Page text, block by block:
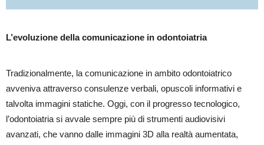
L’evoluzione della comunicazione in odontoiatria
Tradizionalmente, la comunicazione in ambito odontoiatrico
avveniva attraverso consulenze verbali, opuscoli informativi e
talvolta immagini statiche. Oggi, con il progresso tecnologico,
l’odontoiatria si avvale sempre più di strumenti audiovisivi
avanzati, che vanno dalle immagini 3D alla realtà aumentata,